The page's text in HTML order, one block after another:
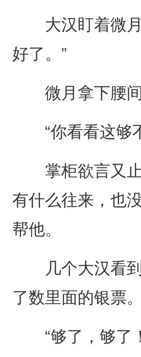
大汉盯着微月
好了。”
微月拿下腰间
“你看看这够
掌柜欲言又止
有什么往来，也
帮他。
几个大汉看到
了数里面的银票。
“够了，够了！